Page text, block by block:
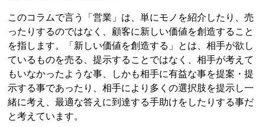
このコラムで言う「営業」は、単にモノを紹介したり、売
ったりするのではなく、顧客に新しい価値を創造すること
を指します。「新しい価値を創造する」とは、相手が欲し
ているものを売る、提示することではなく、相手が考えて
もいなかったような事、しかも相手に有益な事を提案・提
示する事であったり、相手により多くの選択肢を提示し一
緒に考え、最適な答えに到達する手助けをしたりする事だ
と考えています。